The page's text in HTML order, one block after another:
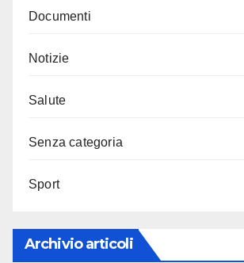
Documenti
Notizie
Salute
Senza categoria
Sport
Archivio articoli